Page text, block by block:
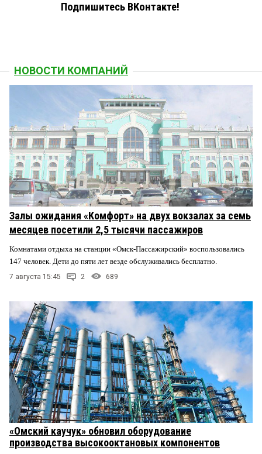
Подпишитесь ВКонтакте!
НОВОСТИ КОМПАНИЙ
Залы ожидания «Комфорт» на двух вокзалах за семь
месяцев посетили 2,5 тысячи пассажиров
Комнатами отдыха на станции «Омск-Пассажирский» воспользовались
147 человек. Дети до пяти лет везде обслуживались бесплатно.
7 августа 15:45 2 689
«Омский каучук» обновил оборудование
производства высокооктановых компонентов